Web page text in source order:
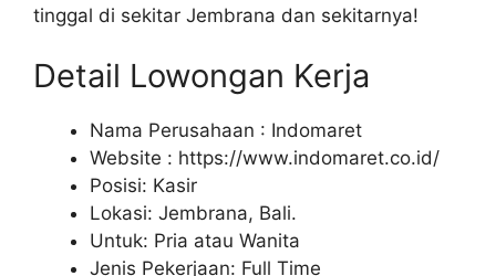
tinggal di sekitar Jembrana dan sekitarnya!
Detail Lowongan Kerja
Nama Perusahaan : Indomaret
Website : https://www.indomaret.co.id/
Posisi: Kasir
Lokasi: Jembrana, Bali.
Untuk: Pria atau Wanita
Jenis Pekerjaan: Full Time